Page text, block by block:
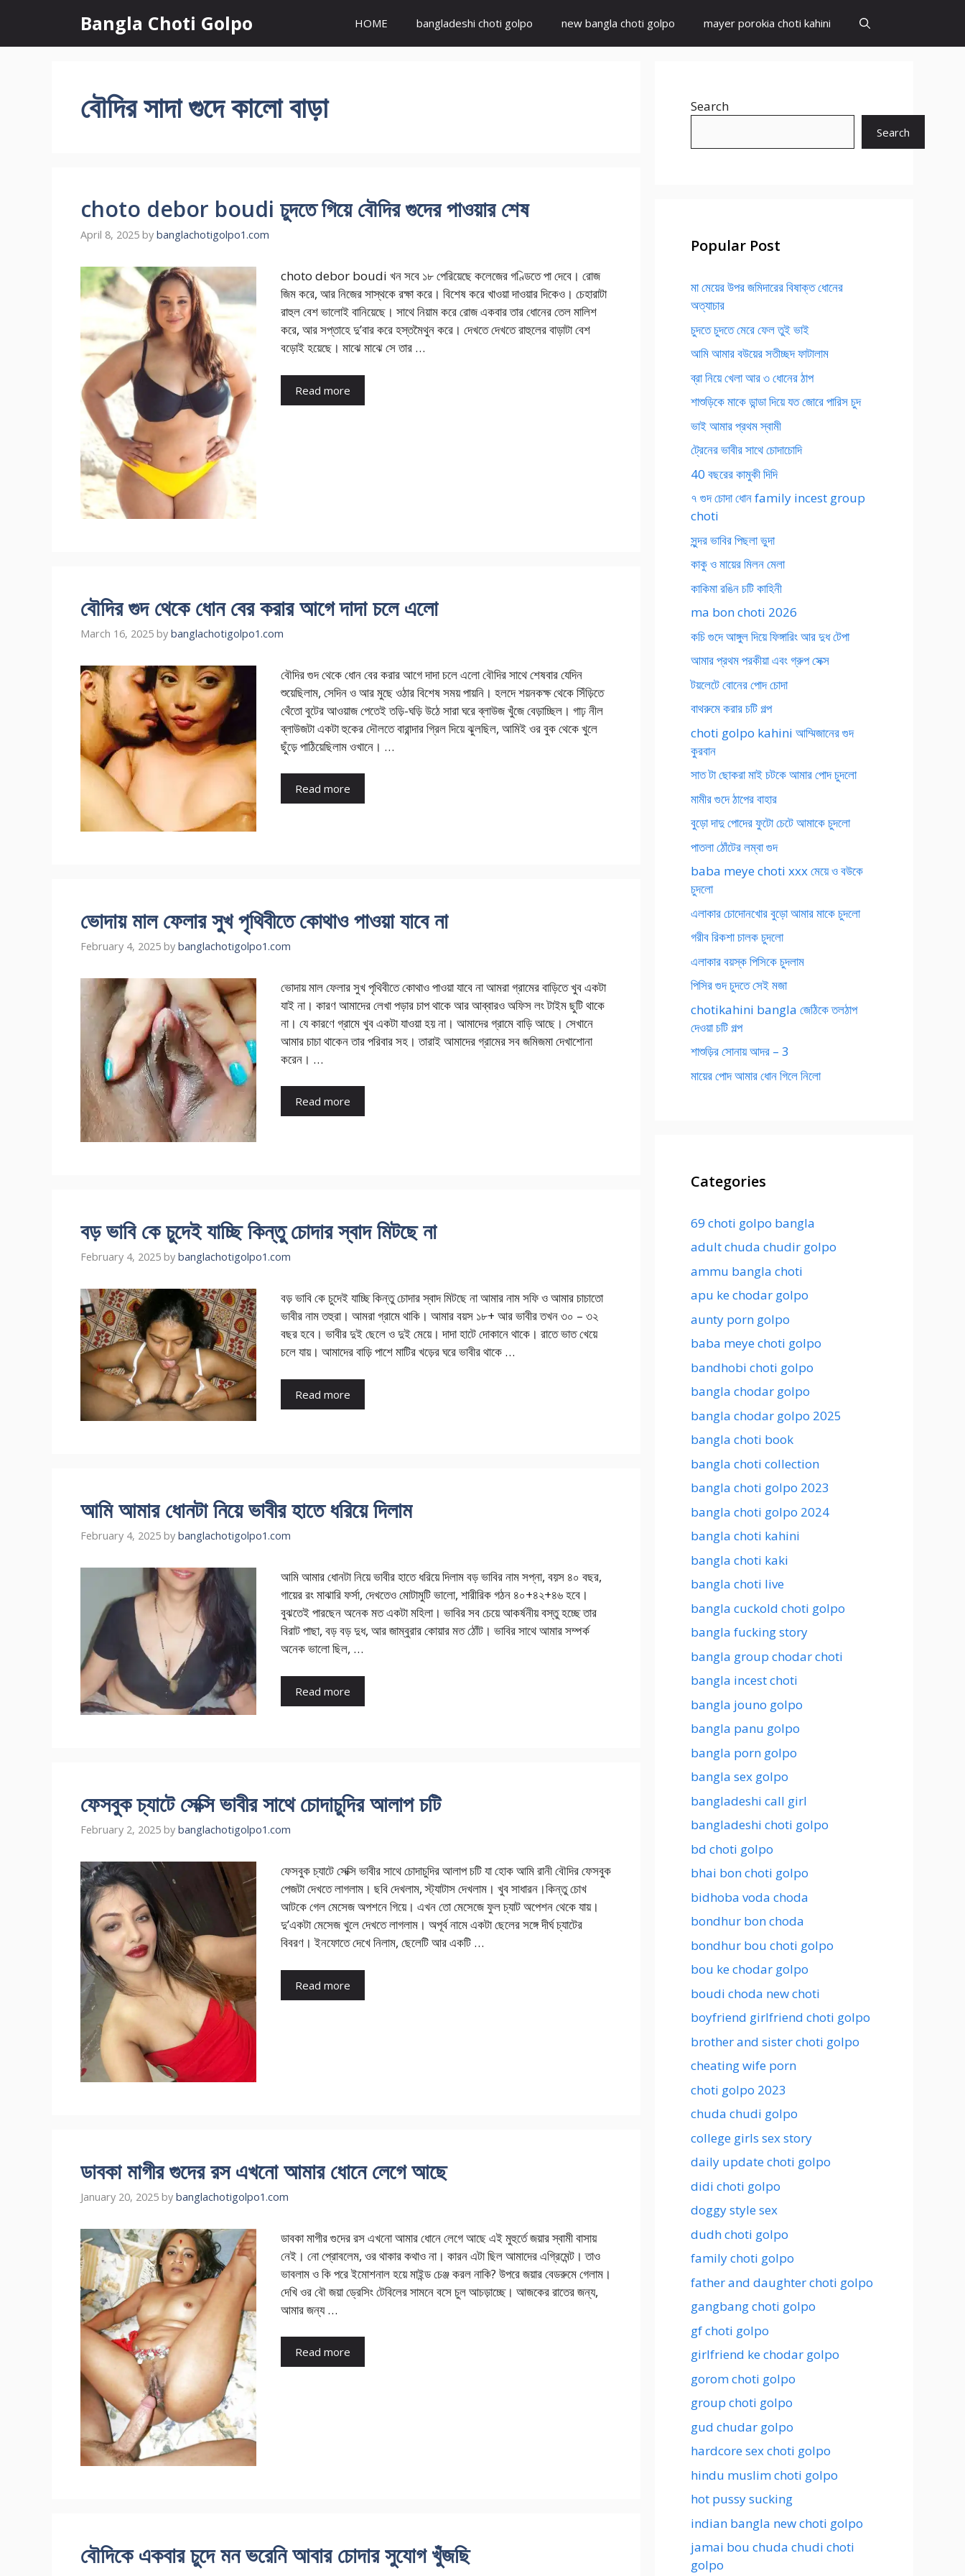
content
Bangla Choti Golpo HOME bangladeshi choti golpo new bangla choti golpo mayer porokia choti kahini
বৌদির সাদা গুদে কালো বাড়া
choto debor boudi চুদতে গিয়ে বৌদির গুদের পাওয়ার শেষ
April 8, 2025 by banglachotigolpo1.com
choto debor boudi খন সবে ১৮ পেরিয়েছে কলেজের গণ্ডিতে পা দেবে। রোজ
জিম করে, আর নিজের সাস্থকে রক্ষা করে। বিশেষ করে খাওয়া দাওয়ার দিকেও। চেহারাটা
রাহুল বেশ ভালোই বানিয়েছে। সাথে নিয়াম করে রোজ একবার তার ধোনের তেল মালিশ
করে, আর সপ্তাহে দু’বার করে হস্তমৈথুন করে। দেখতে দেখতে রাহুলের বাড়াটা বেশ
বড়োই হয়েছে। মাঝে মাঝে সে তার …
Read more
বৌদির গুদ থেকে ধোন বের করার আগে দাদা চলে এলো
March 16, 2025 by banglachotigolpo1.com
বৌদির গুদ থেকে ধোন বের করার আগে দাদা চলে এলো বৌদির সাথে শেষবার যেদিন
শুয়েছিলাম, সেদিন ও আর মুছে ওঠার বিশেষ সময় পায়নি। হলদে শয়নকক্ষ থেকে সিঁড়িতে
থেঁতো বুটের আওয়াজ পেতেই তড়ি-ঘড়ি উঠে সারা ঘরে ব্লাউজ খুঁজে বেড়াচ্ছিল। গাঢ় নীল
ব্লাউজটা একটা হুকের দৌলতে বারান্দার গ্রিল দিয়ে ঝুলছিল, আমিই ওর বুক থেকে খুলে
ছুঁড়ে পাঠিয়েছিলাম ওখানে। …
Read more
ভোদায় মাল ফেলার সুখ পৃথিবীতে কোথাও পাওয়া যাবে না
February 4, 2025 by banglachotigolpo1.com
ভোদায় মাল ফেলার সুখ পৃথিবীতে কোথাও পাওয়া যাবে না আমরা গ্রামের বাড়িতে খুব একটা
যাই না। কারণ আমাদের লেখা পড়ার চাপ থাকে আর আব্বারও অফিস লং টাইম ছুটি থাকে
না। যে কারণে গ্রামে খুব একটা যাওয়া হয় না। আমাদের গ্রামে বাড়ি আছে। সেখানে
আমার চাচা থাকেন তার পরিবার সহ। তারাই আমাদের গ্রামের সব জমিজমা দেখাশোনা
করেন। …
Read more
বড় ভাবি কে চুদেই যাচ্ছি কিন্তু চোদার স্বাদ মিটছে না
February 4, 2025 by banglachotigolpo1.com
বড় ভাবি কে চুদেই যাচ্ছি কিন্তু চোদার স্বাদ মিটছে না আমার নাম সফি ও আমার চাচাতো
ভাবীর নাম তহুরা। আমরা গ্রামে থাকি। আমার বয়স ১৮+ আর ভাবীর তখন ৩০ – ৩২
বছর হবে। ভাবীর দুই ছেলে ও দুই মেয়ে। দাদা হাটে দোকানে থাকে। রাতে ভাত খেয়ে
চলে যায়। আমাদের বাড়ি পাশে মাটির খড়ের ঘরে ভাবীর থাকে …
Read more
আমি আমার ধোনটা নিয়ে ভাবীর হাতে ধরিয়ে দিলাম
February 4, 2025 by banglachotigolpo1.com
আমি আমার ধোনটা নিয়ে ভাবীর হাতে ধরিয়ে দিলাম বড় ভাবির নাম সপ্না, বয়স ৪০ বছর,
গায়ের রং মাঝারি ফর্সা, দেখতেও মোটামুটি ভালো, শারীরিক গঠন ৪০+৪২+৪৬ হবে।
বুঝতেই পারছেন অনেক মত একটা মহিলা। ভাবির সব চেয়ে আকর্ষনীয় বস্তু হচ্ছে তার
বিরাট পাছা, বড় বড় দুধ, আর জাম্বুরার কোয়ার মত ঠোঁট। ভাবির সাথে আমার সম্পর্ক
অনেক ভালো ছিল, …
Read more
ফেসবুক চ্যাটে সেক্সি ভাবীর সাথে চোদাচুদির আলাপ চটি
February 2, 2025 by banglachotigolpo1.com
ফেসবুক চ্যাটে সেক্সি ভাবীর সাথে চোদাচুদির আলাপ চটি যা হোক আমি রানী বৌদির ফেসবুক
পেজটা দেখতে লাগলাম। ছবি দেখলাম, স্ট্যাটাস দেখলাম। খুব সাধারন।কিন্তু চোখ
আটকে গেল মেসেজ অপশনে গিয়ে। এখন তো মেসেজে ফুল চ্যাট অপেশন থেকে যায়।
দু’একটা মেসেজ খুলে দেখতে লাগলাম। অপূর্ব নামে একটা ছেলের সঙ্গে দীর্ঘ চ্যাটের
বিবরণ। ইনফোতে দেখে নিলাম, ছেলেটি আর একটি …
Read more
ডাবকা মাগীর গুদের রস এখনো আমার ধোনে লেগে আছে
January 20, 2025 by banglachotigolpo1.com
ডাবকা মাগীর গুদের রস এখনো আমার ধোনে লেগে আছে এই মুহুর্তে জয়ার স্বামী বাসায়
নেই। নো প্রোবলেম, ওর থাকার কথাও না। কারন এটা ছিল আমাদের এগ্রিমেন্ট। তাও
ভাবলাম ও কি পরে ইমোশনাল হয়ে মাইন্ড চেঞ্জ করল নাকি? উপরে জয়ার বেডরুমে গেলাম।
দেখি ওর বৌ জয়া ড্রেসিং টেবিলের সামনে বসে চুল আচড়াচ্ছে। আজকের রাতের জন্য,
আমার জন্য …
Read more
বৌদিকে একবার চুদে মন ভরেনি আবার চোদার সুযোগ খুঁজছি
Search
Search
Popular Post
মা মেয়ের উপর জমিদারের বিষাক্ত ধোনের
অত্যাচার
চুদতে চুদতে মেরে ফেল তুই ভাই
আমি আমার বউয়ের সতীচ্ছদ ফাটালাম
ব্রা নিয়ে খেলা আর ৩ ধোনের ঠাপ
শাশুড়িকে মাকে ডান্ডা দিয়ে যত জোরে পারিস চুদ
ভাই আমার প্রথম স্বামী
ট্রেনের ভাবীর সাথে চোদাচোদি
40 বছরের কামুকী দিদি
৭ গুদ চোদা ধোন family incest group
choti
সুন্দর ভাবির পিছলা ভুদা
কাকু ও মায়ের মিলন মেলা
কাকিমা রঙিন চটি কাহিনী
ma bon choti 2026
কচি গুদে আঙ্গুল দিয়ে ফিঙ্গারিং আর দুধ টেপা
আমার প্রথম পরকীয়া এবং গ্রুপ সেক্স
টয়লেটে বোনের পোদ চোদা
বাথরুমে করার চটি গল্প
choti golpo kahini আম্মিজানের গুদ
কুরবান
সাত টা ছোকরা মাই চটকে আমার পোদ চুদলো
মামীর গুদে ঠাপের বাহার
বুড়ো দাদু পোদের ফুটো চেটে আমাকে চুদলো
পাতলা ঠোঁটের লম্বা গুদ
baba meye choti xxx মেয়ে ও বউকে
চুদলো
এলাকার চোদোনখোর বুড়ো আমার মাকে চুদলো
গরীব রিকশা চালক চুদলো
এলাকার বয়স্ক পিসিকে চুদলাম
পিসির গুদ চুদতে সেই মজা
chotikahini bangla জেঠিকে তলঠাপ
দেওয়া চটি গল্প
শাশুড়ির সোনায় আদর – 3
মায়ের পোদ আমার ধোন গিলে নিলো
Categories
69 choti golpo bangla
adult chuda chudir golpo
ammu bangla choti
apu ke chodar golpo
aunty porn golpo
baba meye choti golpo
bandhobi choti golpo
bangla chodar golpo
bangla chodar golpo 2025
bangla choti book
bangla choti collection
bangla choti golpo 2023
bangla choti golpo 2024
bangla choti kahini
bangla choti kaki
bangla choti live
bangla cuckold choti golpo
bangla fucking story
bangla group chodar choti
bangla incest choti
bangla jouno golpo
bangla panu golpo
bangla porn golpo
bangla sex golpo
bangladeshi call girl
bangladeshi choti golpo
bd choti golpo
bhai bon choti golpo
bidhoba voda choda
bondhur bon choda
bondhur bou choti golpo
bou ke chodar golpo
boudi choda new choti
boyfriend girlfriend choti golpo
brother and sister choti golpo
cheating wife porn
choti golpo 2023
chuda chudi golpo
college girls sex story
daily update choti golpo
didi choti golpo
doggy style sex
dudh choti golpo
family choti golpo
father and daughter choti golpo
gangbang choti golpo
gf choti golpo
girlfriend ke chodar golpo
gorom choti golpo
group choti golpo
gud chudar golpo
hardcore sex choti golpo
hindu muslim choti golpo
hot pussy sucking
indian bangla new choti golpo
jamai bou chuda chudi choti
golpo